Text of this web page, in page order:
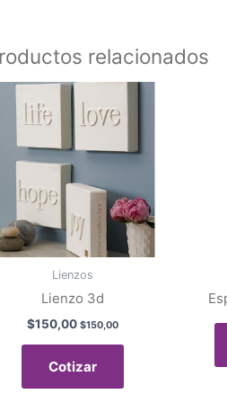
relacionados
Lienzos
Lienzo 3d
$150,00 $150,00
Cotizar